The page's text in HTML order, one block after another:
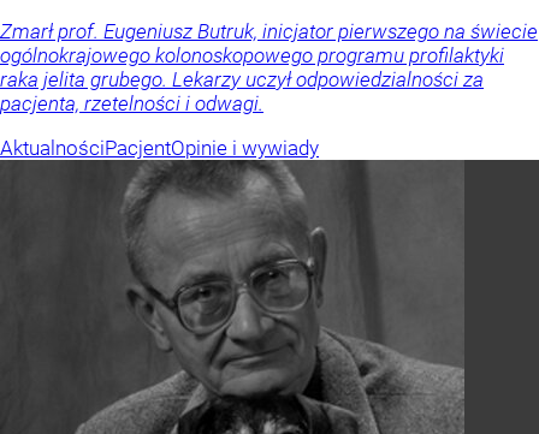
Zmarł prof. Eugeniusz Butruk, inicjator pierwszego na świecie
ogólnokrajowego kolonoskopowego programu profilaktyki
raka jelita grubego. Lekarzy uczył odpowiedzialności za
pacjenta, rzetelności i odwagi.
AktualnościPacjentOpinie i wywiady